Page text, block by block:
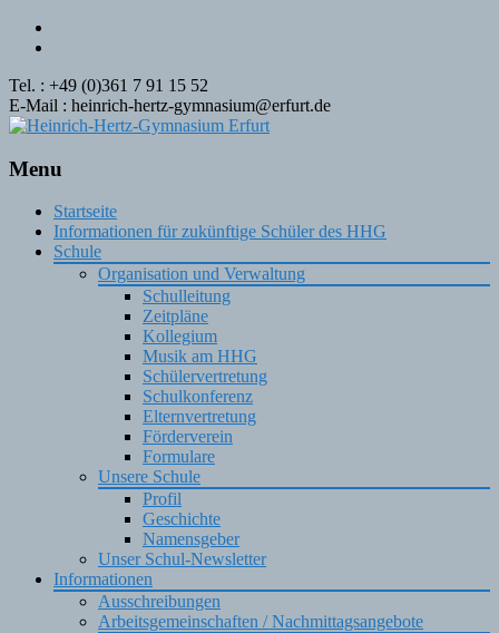
Tel. : +49 (0)361 7 91 15 52
E-Mail : heinrich-hertz-gymnasium@erfurt.de
Menu
Skip
content
Startseite
Informationen für zukünftige Schüler des HHG
Schule
Organisation und Verwaltung
Schulleitung
Zeitpläne
Kollegium
Musik am HHG
Schülervertretung
Schulkonferenz
Elternvertretung
Förderverein
Formulare
Unsere Schule
Profil
Geschichte
Namensgeber
Unser Schul-Newsletter
Informationen
Ausschreibungen
Arbeitsgemeinschaften / Nachmittagsangebote